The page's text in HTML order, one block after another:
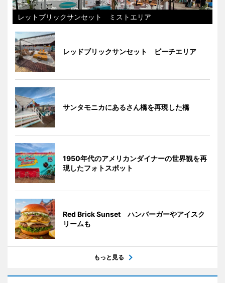
レットブリックサンセット ミストエリア
レッドブリックサンセット ビーチエリア
サンタモニカにあるさん橋を再現した橋
1950年代のアメリカンダイナーの世界観を再
現したフォトスポット
Red Brick Sunset ハンバーガーやアイスク
リームも
もっと見る